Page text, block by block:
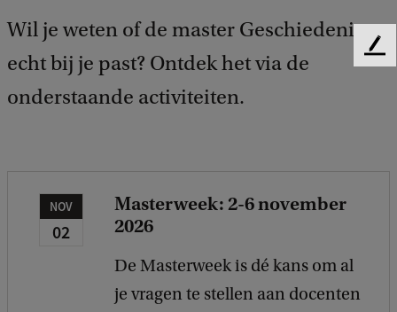
Wil je weten of de master Geschiedenis
echt bij je past? Ontdek het via de
onderstaande activiteiten.
NOV
02
Masterweek: 2-6 november
2026
De Masterweek is dé kans om al
je vragen te stellen aan docenten
F